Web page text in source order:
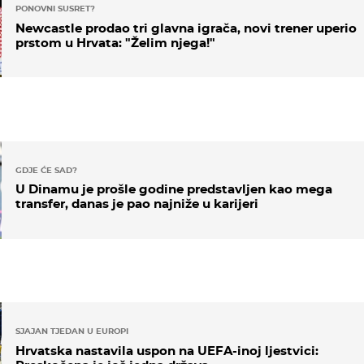
PONOVNI SUSRET?
Newcastle prodao tri glavna igrača, novi trener uperio
prstom u Hrvata: "Želim njega!"
GDJE ĆE SAD?
U Dinamu je prošle godine predstavljen kao mega
transfer, danas je pao najniže u karijeri
SJAJAN TJEDAN U EUROPI
Hrvatska nastavila uspon na UEFA-inoj ljestvici: